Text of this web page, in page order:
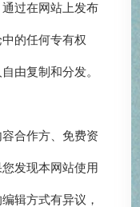
过在网站上发布
的任何专有权
由复制和分发。
合作方、免费资
发现本网站使用
辑方式有异议，